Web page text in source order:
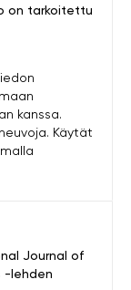
Journal of
-lehden
on tarkoitettu
kanssa.
Käytät